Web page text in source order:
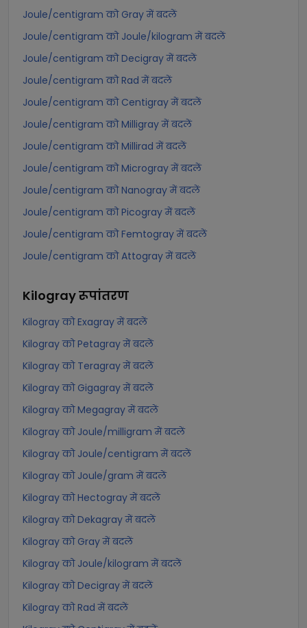
Joule/centigram को Gray में बदलें
Joule/centigram को Joule/kilogram में बदलें
Joule/centigram को Decigray में बदलें
Joule/centigram को Rad में बदलें
Joule/centigram को Centigray में बदलें
Joule/centigram को Milligray में बदलें
Joule/centigram को Millirad में बदलें
Joule/centigram को Microgray में बदलें
Joule/centigram को Nanogray में बदलें
Joule/centigram को Picogray में बदलें
Joule/centigram को Femtogray में बदलें
Joule/centigram को Attogray में बदलें
Kilograyरूपांतरण
Kilogray को Exagray में बदलें
Kilogray को Petagray में बदलें
Kilogray को Teragray में बदलें
Kilogray को Gigagray में बदलें
Kilogray को Megagray में बदलें
Kilogray को Joule/milligram में बदलें
Kilogray को Joule/centigram में बदलें
Kilogray को Joule/gram में बदलें
Kilogray को Hectogray में बदलें
Kilogray को Dekagray में बदलें
Kilogray को Gray में बदलें
Kilogray को Joule/kilogram में बदलें
Kilogray को Decigray में बदलें
Kilogray को Rad में बदलें